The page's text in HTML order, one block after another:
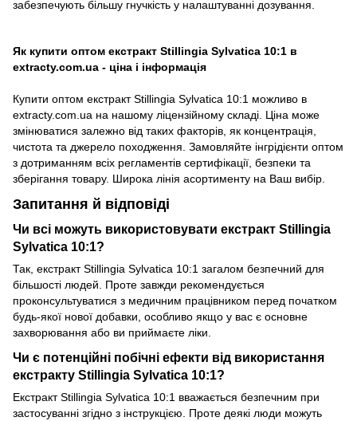
забезпечують більшу гнучкість у налаштуванні дозування.
Як купити оптом екстракт Stillingia Sylvatica 10:1 в
extracty.com.ua - ціна і інформація
Купити оптом екстракт Stillingia Sylvatica 10:1 можливо в
extracty.com.ua на нашому ліцензійному складі. Ціна може
змінюватися залежно від таких факторів, як концентрація,
чистота та джерело походження. Замовляйте інгрідієнти оптом
з дотриманням всіх регламентів сертифікації, безпеки та
зберігання товару. Широка лінія асортименту на Ваш вибір.
Запитання й відповіді
Чи всі можуть використовувати екстракт Stillingia
Sylvatica 10:1?
Так, екстракт Stillingia Sylvatica 10:1 загалом безпечний для
більшості людей. Проте завжди рекомендується
проконсультуватися з медичним працівником перед початком
будь-якої нової добавки, особливо якщо у вас є основне
захворювання або ви приймаєте ліки.
Чи є потенційні побічні ефекти від використання
екстракту Stillingia Sylvatica 10:1?
Екстракт Stillingia Sylvatica 10:1 вважається безпечним при
застосуванні згідно з інструкцією. Проте деякі люди можуть